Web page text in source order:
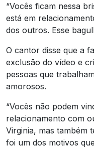
“Vocês ficam nessa
está em
dos outros. Esse
O cantor disse que a
exclusão do vídeo e
pessoas que
amorosos.
“Vocês não podem
relacionamento com
Virginia, mas também
foi um dos motivos